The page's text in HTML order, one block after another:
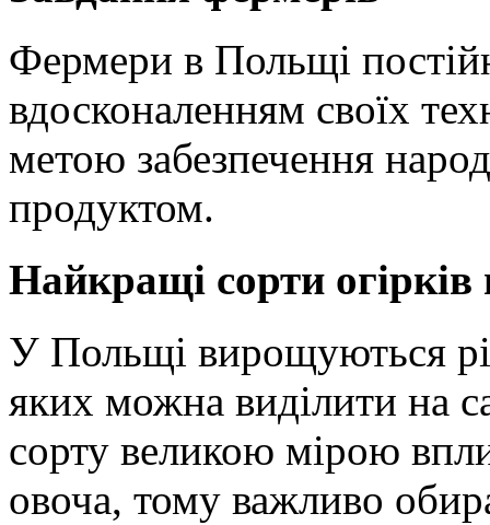
Фермери в Польщі
вдосконаленням своїх
метою забезпечення
продуктом.
Найкращі сорти
У Польщі вирощуються
яких можна виділити на
сорту великою мірою
овоча, тому важливо